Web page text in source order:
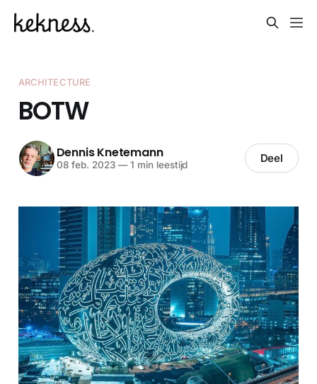
ARCHITECTURE
BOTW
Dennis Knetemann
08 feb. 2023 —1 min leestijd Deel